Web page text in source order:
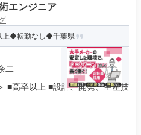
エンジニア
上◆転勤なし◆千葉県
二
■高卒以上 ■設計、開発、生産技